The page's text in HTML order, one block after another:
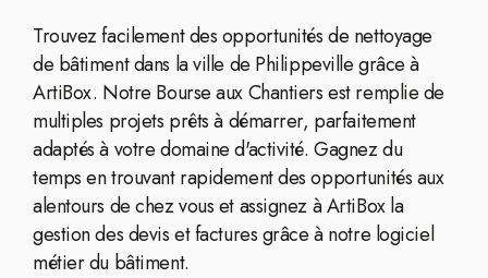
Trouvez facilement des opportunités de nettoyage
de bâtiment dans la ville de Philippeville grâce à
ArtiBox. Notre Bourse aux Chantiers est remplie de
multiples projets prêts à démarrer, parfaitement
adaptés à votre domaine d'activité. Gagnez du
temps en trouvant rapidement des opportunités aux
alentours de chez vous et assignez à ArtiBox la
gestion des devis et factures grâce à notre logiciel
métier du bâtiment.